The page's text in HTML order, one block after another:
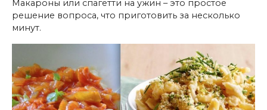
Макароны или спагетти на ужин – это простое
решение вопроса, что приготовить за несколько
минут.